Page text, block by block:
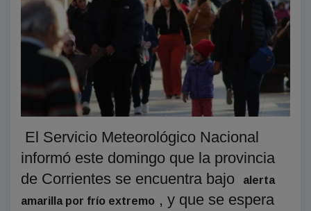
El Servicio Meteorológico Nacional
informó este domingo que la provincia
de Corrientes se encuentra bajo
alerta
amarilla por frío extremo , y que se espera